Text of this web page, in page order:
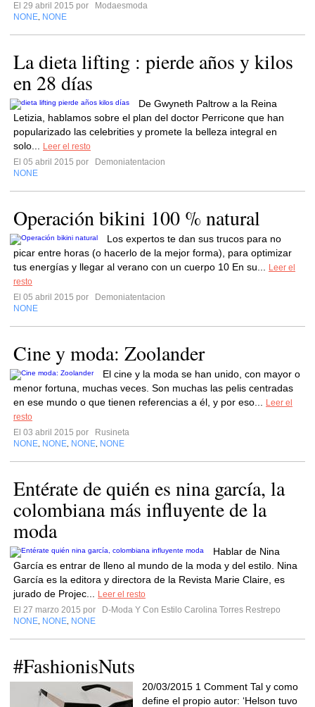
El 29 abril 2015 por
Modaesmoda
NONE NONE
La dieta lifting : pierde años y kilos
en 28 días
De Gwyneth Paltrow a la Reina
Letizia, hablamos sobre el plan del doctor Perricone que han
popularizado las celebrities y promete la belleza integral en
solo...
Leer el resto
El 05 abril 2015 por
Demoniatentacion
NONE
Operación bikini 100 % natural
Los expertos te dan sus trucos para no
picar entre horas (o hacerlo de la mejor forma), para optimizar
tus energías y llegar al verano con un cuerpo 10 En su...
Leer el
resto
El 05 abril 2015 por
Demoniatentacion
NONE
Cine y moda: Zoolander
El cine y la moda se han unido, con mayor o
menor fortuna, muchas veces. Son muchas las pelis centradas
en ese mundo o que tienen referencias a él, y por eso...
Leer el
resto
El 03 abril 2015 por
Rusineta
NONE NONE NONE NONE
Entérate de quién es nina garcía, la
colombiana más influyente de la
moda
Hablar de Nina
García es entrar de lleno al mundo de la moda y del estilo. Nina
García es la editora y directora de la Revista Marie Claire, es
jurado de Projec...
Leer el resto
El 27 marzo 2015 por
D-Moda Y Con Estilo Carolina Torres Restrepo
NONE NONE NONE
#FashionisNuts
20/03/2015 1 Comment Tal y como
define el propio autor: ‘Helson tuvo